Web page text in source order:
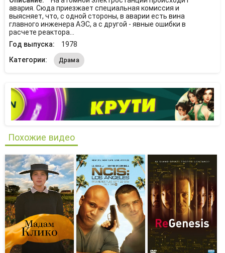
авария. Сюда приезжает специальная комиссия и
выясняет, что, с одной стороны, в аварии есть вина
главного инженера АЭС, а с другой - явные ошибки в
расчете реактора...
Год выпуска:
1978
Категории:
Драма
Похожие видео